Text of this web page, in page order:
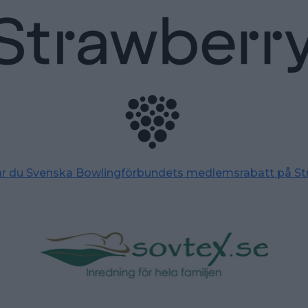
du Svenska Bowlingförbundets medlemsrabatt på